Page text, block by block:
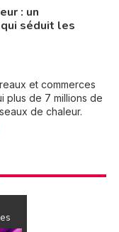
: un
séduit les
et commerces
plus de 7 millions de
de chaleur.